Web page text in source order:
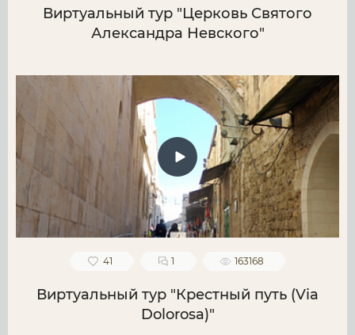
Виртуальный тур "Церковь Святого
Александра Невского"
41 1 163168
Виртуальный тур "Крестный путь (Via
Dolorosa)"